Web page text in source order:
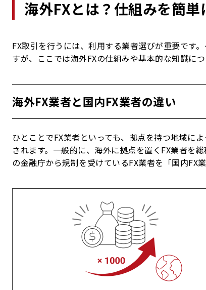
海外FXとは？仕組みを簡単
FX取引を行うには、利用する業者選びが重要です
すが、ここでは海外FXの仕組みや基本的な知識に
海外FX業者と国内FX業者の違い
ひとことでFX業者といっても、拠点を持つ地域に
されます。一般的に、海外に拠点を置くFX業者を
の金融庁から規制を受けているFX業者を「国内FX業